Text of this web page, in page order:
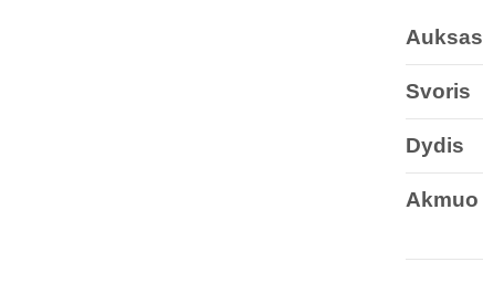
Auksas
Svoris
Dydis
Akmuo